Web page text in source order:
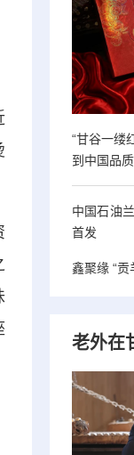
“甘谷一缕
到中国品质
中国石油
首发
鑫聚缘 “贡
老外在